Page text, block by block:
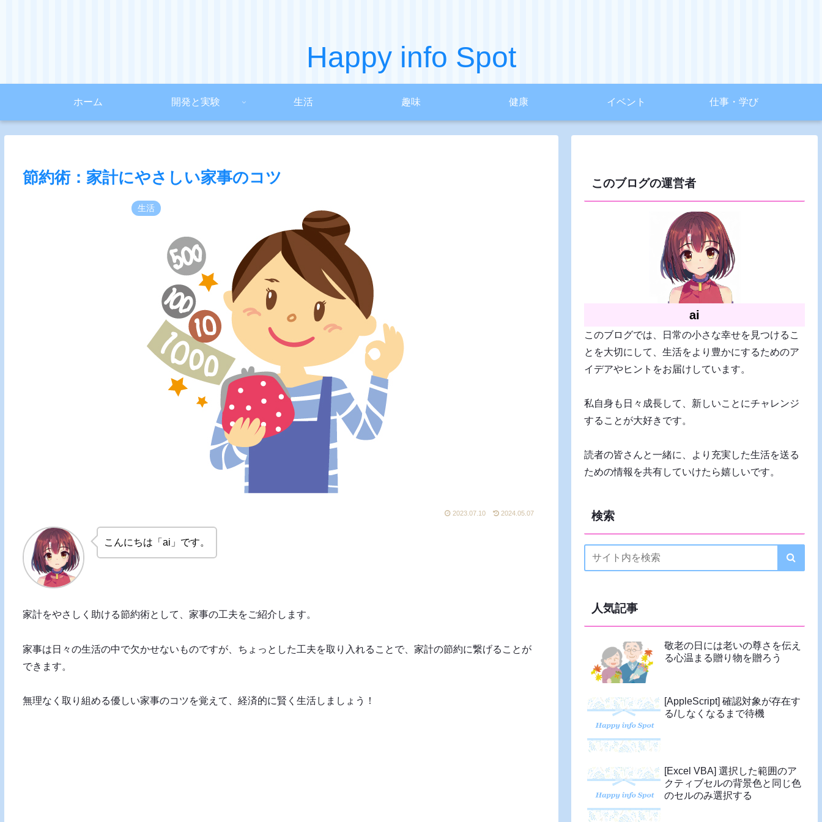
Happy info Spot
ホーム 開発と実験 生活 趣味 健康 イベント 仕事・学び
節約術：家計にやさしい家事のコツ
生活
2023.07.10 2024.05.07
こんにちは「ai」です。
家計をやさしく助ける節約術として、家事の工夫をご紹介します。
家事は日々の生活の中で欠かせないものですが、ちょっとした工夫を取り入れることで、家計の節約に繋げることが
できます。
無理なく取り組める優しい家事のコツを覚えて、経済的に賢く生活しましょう！
このブログの運営者
ai
このブログでは、日常の小さな幸せを見つけるこ
とを大切にして、生活をより豊かにするためのア
イデアやヒントをお届けしています。
私自身も日々成長して、新しいことにチャレンジ
することが大好きです。
読者の皆さんと一緒に、より充実した生活を送る
ための情報を共有していけたら嬉しいです。
検索
人気記事
敬老の日には老いの尊さを伝え
る心温まる贈り物を贈ろう
[AppleScript] 確認対象が存在す
る/しなくなるまで待機
[Excel VBA] 選択した範囲のア
クティブセルの背景色と同じ色
のセルのみ選択する